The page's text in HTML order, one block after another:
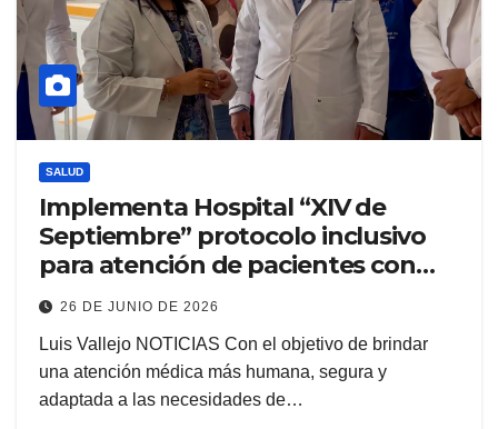
SALUD
Implementa Hospital “XIV de
Septiembre” protocolo inclusivo
para atención de pacientes con
autismo y neurodivergencias
26 DE JUNIO DE 2026
Luis Vallejo NOTICIAS Con el objetivo de brindar
una atención médica más humana, segura y
adaptada a las necesidades de…